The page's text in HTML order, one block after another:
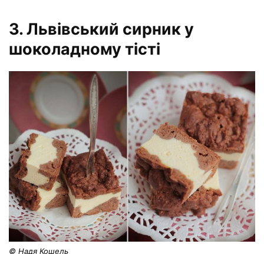
3. Львівський сирник у
шоколадному тісті
© Надя Кошель